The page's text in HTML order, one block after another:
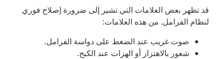
قد تظهر بعض العلامات التي تشير إلى ضرورة إصلاح فوري
لنظام الفرامل. من هذه العلامات:
صوت غريب عند الضغط على دواسة الفرامل.
شعور بالاهتزاز أو الهزات عند الكبح.